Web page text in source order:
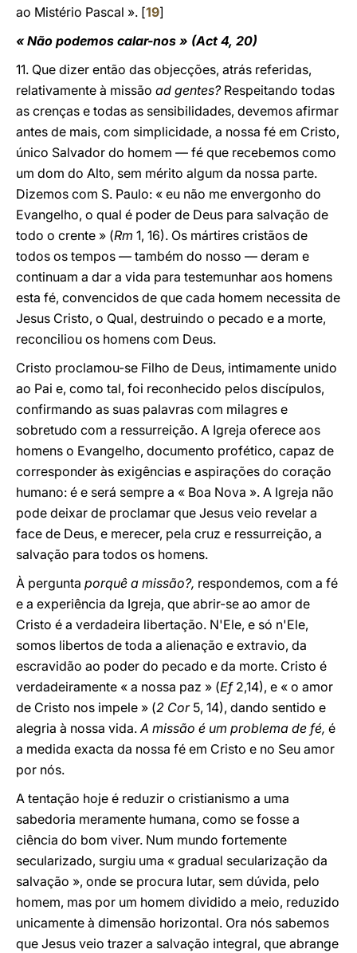
ao Mistério Pascal ». [19]
« Não podemos calar-nos » (Act 4, 20)
11. Que dizer então das objecções, atrás referidas,
relativamente à missão ad gentes? Respeitando todas
as crenças e todas as sensibilidades, devemos afirmar
antes de mais, com simplicidade, a nossa fé em Cristo,
único Salvador do homem — fé que recebemos como
um dom do Alto, sem mérito algum da nossa parte.
Dizemos com S. Paulo: « eu não me envergonho do
Evangelho, o qual é poder de Deus para salvação de
todo o crente » (Rm 1, 16). Os mártires cristãos de
todos os tempos — também do nosso — deram e
continuam a dar a vida para testemunhar aos homens
esta fé, convencidos de que cada homem necessita de
Jesus Cristo, o Qual, destruindo o pecado e a morte,
reconciliou os homens com Deus.
Cristo proclamou-se Filho de Deus, intimamente unido
ao Pai e, como tal, foi reconhecido pelos discípulos,
confirmando as suas palavras com milagres e
sobretudo com a ressurreição. A Igreja oferece aos
homens o Evangelho, documento profético, capaz de
corresponder às exigências e aspirações do coração
humano: é e será sempre a « Boa Nova ». A Igreja não
pode deixar de proclamar que Jesus veio revelar a
face de Deus, e merecer, pela cruz e ressurreição, a
salvação para todos os homens.
À pergunta porquê a missão?, respondemos, com a fé
e a experiência da Igreja, que abrir-se ao amor de
Cristo é a verdadeira libertação. N'Ele, e só n'Ele,
somos libertos de toda a alienação e extravio, da
escravidão ao poder do pecado e da morte. Cristo é
verdadeiramente « a nossa paz » (Ef2,14), e « o amor
de Cristo nos impele » (2 Cor5, 14), dando sentido e
alegria à nossa vida.A missão é um problema de fé, é
a medida exacta da nossa fé em Cristo e no Seu amor
por nós.
A tentação hoje é reduzir o cristianismo a uma
sabedoria meramente humana, como se fosse a
ciência do bom viver. Num mundo fortemente
secularizado, surgiu uma « gradual secularização da
salvação », onde se procura lutar, sem dúvida, pelo
homem, mas por um homem dividido a meio, reduzido
unicamente à dimensão horizontal. Ora nós sabemos
que Jesus veio trazer a salvação integral, que abrange